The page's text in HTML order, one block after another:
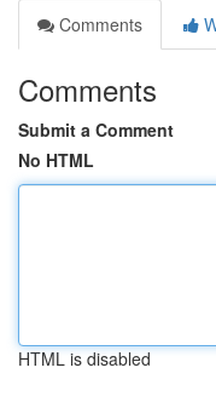
Comments
Comments
Submit a Comment
No HTML
HTML is disabled